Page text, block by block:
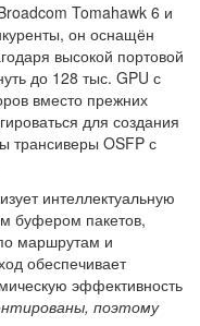
Tomahawk 6 и
он оснащён
высокой портовой
до 128 тыс. GPU с
вместо прежних
для создания
трансиверы OSFP с
интеллектуальную
буфером пакетов,
маршрутам и
обеспечивает
эффективность
поэтому